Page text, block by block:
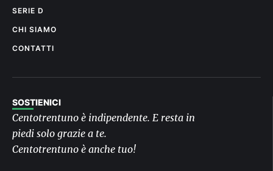
SERIE D
CHI SIAMO
CONTATTI
SOSTIENICI
Centotrentuno è indipendente. E resta in
piedi solo grazie a te.
Centotrentuno è anche tuo!